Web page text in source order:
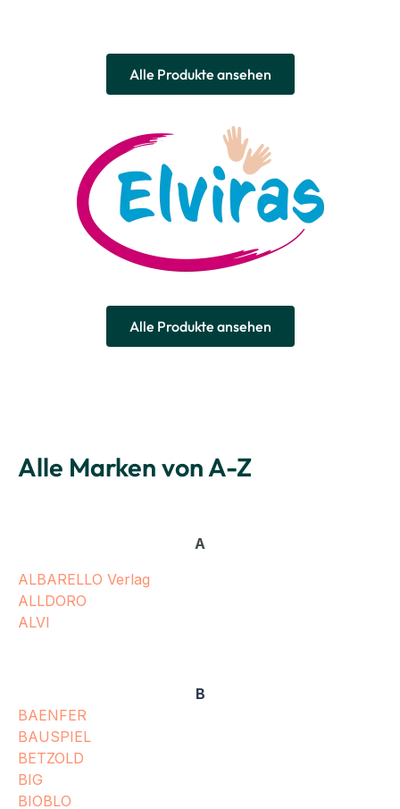
Alle Produkte ansehen
Alle Produkte ansehen
Alle Marken von A-Z
A
ALBARELLO Verlag
ALLDORO
ALVI
B
BAENFER
BAUSPIEL
BETZOLD
BIG
BIOBLO